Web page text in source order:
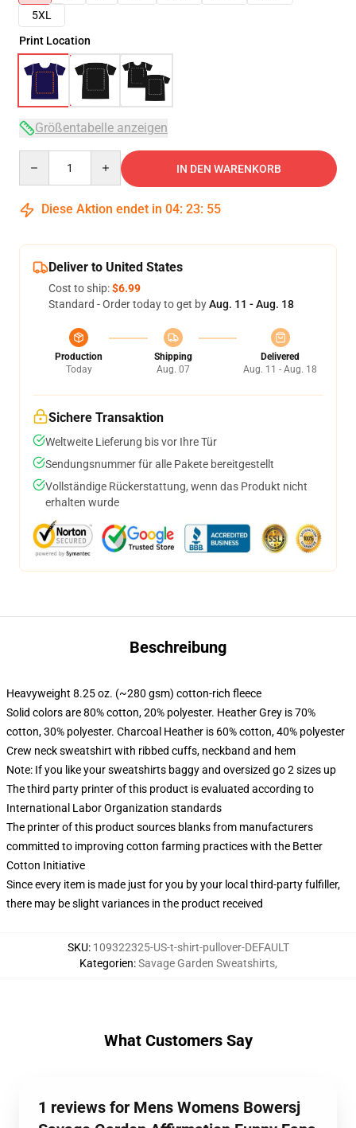
5XL
Print Location
Größentabelle anzeigen
IN DEN WARENKORB
Diese Aktion endet in 04: 23: 54
Deliver to United States
Cost to ship:$6.99
Standard - Order today to get byAug. 11 - Aug. 18
Production
Today
Shipping
Aug. 07
Delivered
Aug. 11 - Aug. 18
Sichere Transaktion
Weltweite Lieferung bis vor Ihre Tür
Sendungsnummer für alle Pakete bereitgestellt
Vollständige Rückerstattung, wenn das Produkt nicht
erhalten wurde
Beschreibung
Heavyweight 8.25 oz. (~280 gsm) cotton-rich fleece
Solid colors are 80% cotton, 20% polyester. Heather Grey is 70%
cotton, 30% polyester. Charcoal Heather is 60% cotton, 40% polyester
Crew neck sweatshirt with ribbed cuffs, neckband and hem
Note: If you like your sweatshirts baggy and oversized go 2 sizes up
The third party printer of this product is evaluated according to
International Labor Organization standards
The printer of this product sources blanks from manufacturers
committed to improving cotton farming practices with the Better
Cotton Initiative
Since every item is made just for you by your local third-party fulfiller,
there may be slight variances in the product received
SKU: 109322325-US-t-shirt-pullover-DEFAULT
Kategorien:Savage Garden Sweatshirts,
What Customers Say
1 reviews for Mens Womens Bowersj